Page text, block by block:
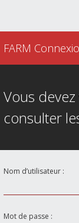
FARM
Vous
consulter
Nom d’utilisateur :
Mot de passe :